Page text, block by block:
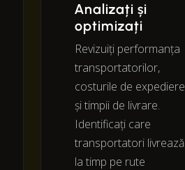
Analizați și
optimizați
Revizuiți performanța
transportatorilor,
costurile de expediere
și timpii de livrare.
Identificați care
transportatori livrează
la timp pe rute